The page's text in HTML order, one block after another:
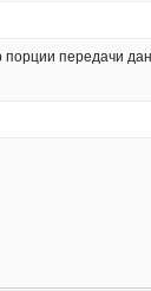
передачи